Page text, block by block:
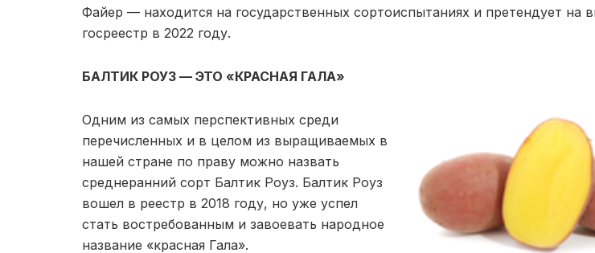
Файер — находится на государственных сортоиспытаниях и претендует на
госреестр в 2022 году.
БАЛТИК РОУЗ — ЭТО «КРАСНАЯ ГАЛА»
Одним из самых перспективных среди
перечисленных и в целом из выращиваемых в
нашей стране по праву можно назвать
среднеранний сорт Балтик Роуз. Балтик Роуз
вошел в реестр в 2018 году, но уже успел
стать востребованным и завоевать народное
название «красная Гала».